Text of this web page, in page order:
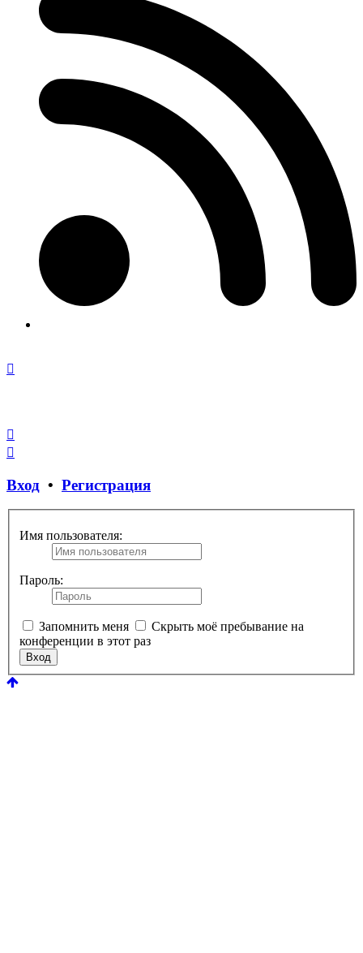
Вход • Регистрация
Имя пользователя:
Пароль:
Запомнить меня
Скрыть моё пребывание на
конференции в этот раз